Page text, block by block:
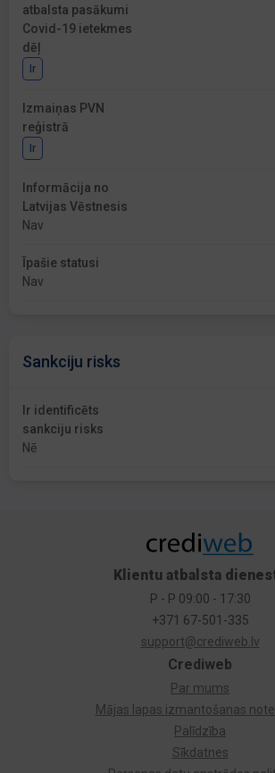
atbalsta pasākumi
Covid-19 ietekmes
dēļ
Ir
Izmaiņas PVN
reģistrā
Ir
Informācija no
Latvijas Vēstnesis
Nav
Īpašie statusi
Nav
Sankciju risks
Ir identificēts
sankciju risks
Nē
Crediweb
Par mums
Mājas lapas izmantošanas
Palīdzība
Sīkdatnes
Klientu atbalsta
P - P 09:00 - 17:30
+371 67-501-335
support@crediweb.lv